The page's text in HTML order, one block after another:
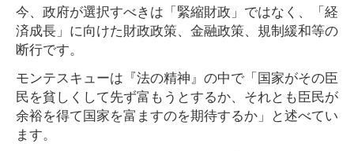
今、政府が選択すべきは「緊縮財政」ではなく、「経
済成長」に向けた財政政策、金融政策、規制緩和等の
断行です。
モンテスキューは『法の精神』の中で「国家がその臣
民を貧しくして先ず富もうとするか、それとも臣民が
余裕を得て国家を富ますのを期待するか」と述べてい
ます。